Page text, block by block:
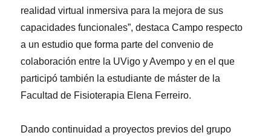
realidad virtual inmersiva para la mejora de sus
capacidades funcionales”, destaca Campo respecto
a un estudio que forma parte del convenio de
colaboración entre la UVigo y Avempo y en el que
participó también la estudiante de máster de la
Facultad de Fisioterapia Elena Ferreiro.
Dando continuidad a proyectos previos del grupo